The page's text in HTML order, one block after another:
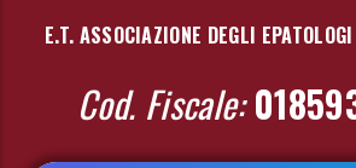
E.T. ASSOCIAZIONE DEGLI
Cod. Fiscale: